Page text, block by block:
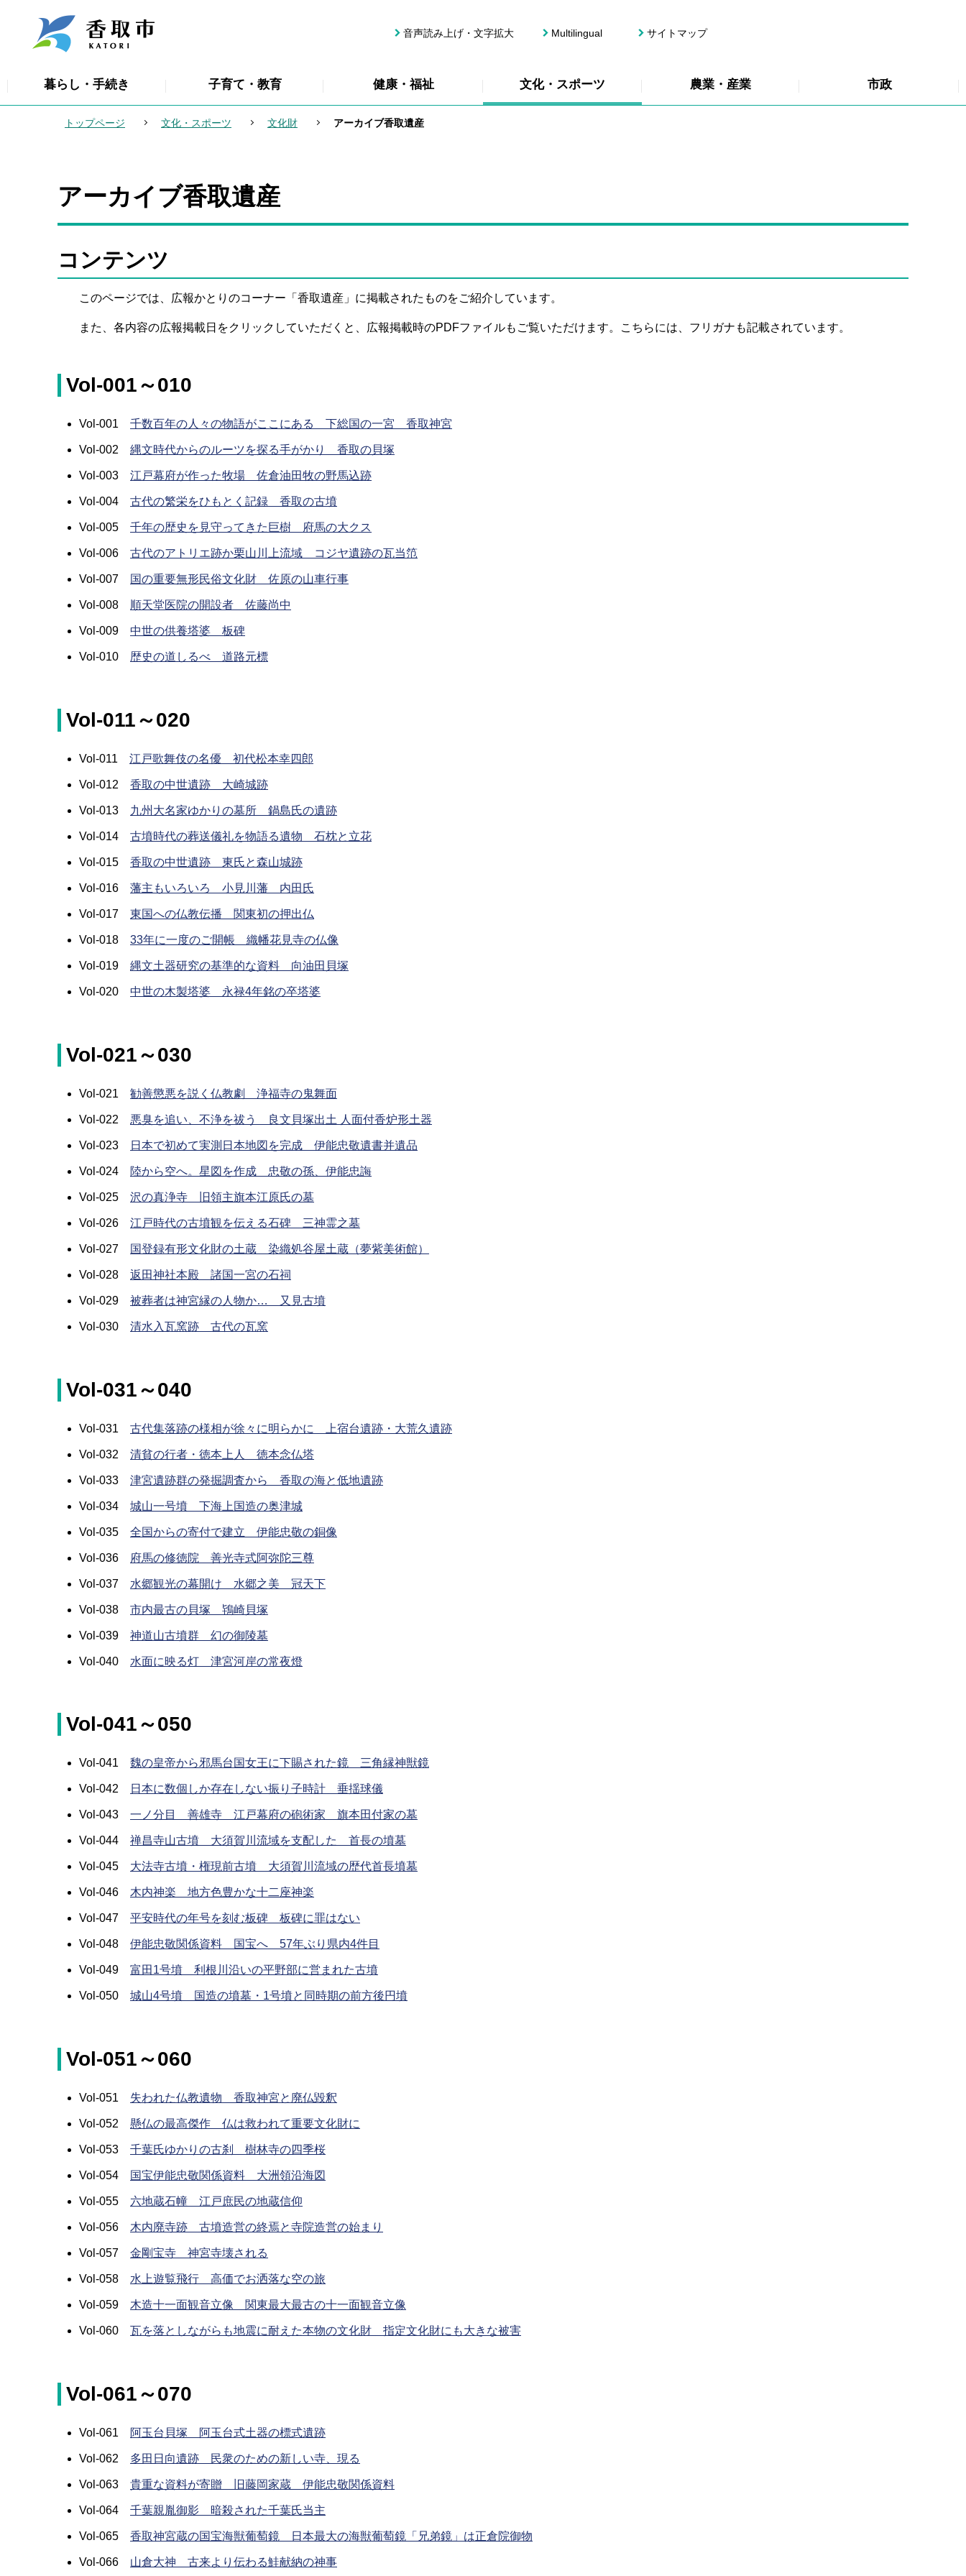
音声読み上げ・文字拡大 Multilingual サイトマップ
暮らし・手続き 子育て・教育 健康・福祉 文化・スポーツ 農業・産業 市政
トップページ 文化・スポーツ 文化財 アーカイブ香取遺産
本
文
か
アーカイブ香取遺産
コンテンツ
このページでは、広報かとりのコーナー「香取遺産」に掲載されたものをご紹介しています。
また、各内容の広報掲載日をクリックしていただくと、広報掲載時のPDFファイルもご覧いただけます。こちらには、フリガナも記載されています。
Vol-001～010
Vol-001 千数百年の人々の物語がここにある 下総国の一宮 香取神宮
Vol-002 縄文時代からのルーツを探る手がかり 香取の貝塚
Vol-003 江戸幕府が作った牧場 佐倉油田牧の野馬込跡
Vol-004 古代の繁栄をひもとく記録 香取の古墳
Vol-005 千年の歴史を見守ってきた巨樹 府馬の大クス
Vol-006 古代のアトリエ跡か栗山川上流域 コジヤ遺跡の瓦当笵
Vol-007 国の重要無形民俗文化財 佐原の山車行事
Vol-008 順天堂医院の開設者 佐藤尚中
Vol-009 中世の供養塔婆 板碑
Vol-010 歴史の道しるべ 道路元標
Vol-011～020
Vol-011 江戸歌舞伎の名優 初代松本幸四郎
Vol-012 香取の中世遺跡 大崎城跡
Vol-013 九州大名家ゆかりの墓所 鍋島氏の遺跡
Vol-014 古墳時代の葬送儀礼を物語る遺物 石枕と立花
Vol-015 香取の中世遺跡 東氏と森山城跡
Vol-016 藩主もいろいろ 小見川藩 内田氏
Vol-017 東国への仏教伝播 関東初の押出仏
Vol-018 33年に一度のご開帳 織幡花見寺の仏像
Vol-019 縄文土器研究の基準的な資料 向油田貝塚
Vol-020 中世の木製塔婆 永禄4年銘の卒塔婆
Vol-021～030
Vol-021 勧善懲悪を説く仏教劇 浄福寺の鬼舞面
Vol-022 悪臭を追い、不浄を祓う 良文貝塚出土 人面付香炉形土器
Vol-023 日本で初めて実測日本地図を完成 伊能忠敬遺書并遺品
Vol-024 陸から空へ。星図を作成 忠敬の孫、伊能忠誨
Vol-025 沢の真浄寺 旧領主旗本江原氏の墓
Vol-026 江戸時代の古墳観を伝える石碑 三神霊之墓
Vol-027 国登録有形文化財の土蔵 染織処谷屋土蔵（夢紫美術館）
Vol-028 返田神社本殿 諸国一宮の石祠
Vol-029 被葬者は神宮縁の人物か… 又見古墳
Vol-030 清水入瓦窯跡 古代の瓦窯
Vol-031～040
Vol-031 古代集落跡の様相が徐々に明らかに 上宿台遺跡・大荒久遺跡
Vol-032 清貧の行者・徳本上人 徳本念仏塔
Vol-033 津宮遺跡群の発掘調査から 香取の海と低地遺跡
Vol-034 城山一号墳 下海上国造の奥津城
Vol-035 全国からの寄付で建立 伊能忠敬の銅像
Vol-036 府馬の修徳院 善光寺式阿弥陀三尊
Vol-037 水郷観光の幕開け 水郷之美 冠天下
Vol-038 市内最古の貝塚 鴇崎貝塚
Vol-039 神道山古墳群 幻の御陵墓
Vol-040 水面に映る灯 津宮河岸の常夜燈
Vol-041～050
Vol-041 魏の皇帝から邪馬台国女王に下賜された鏡 三角縁神獣鏡
Vol-042 日本に数個しか存在しない振り子時計 垂揺球儀
Vol-043 一ノ分目 善雄寺 江戸幕府の砲術家 旗本田付家の墓
Vol-044 禅昌寺山古墳 大須賀川流域を支配した 首長の墳墓
Vol-045 大法寺古墳・権現前古墳 大須賀川流域の歴代首長墳墓
Vol-046 木内神楽 地方色豊かな十二座神楽
Vol-047 平安時代の年号を刻む板碑 板碑に罪はない
Vol-048 伊能忠敬関係資料 国宝へ 57年ぶり県内4件目
Vol-049 富田1号墳 利根川沿いの平野部に営まれた古墳
Vol-050 城山4号墳 国造の墳墓・1号墳と同時期の前方後円墳
Vol-051～060
Vol-051 失われた仏教遺物 香取神宮と廃仏毀釈
Vol-052 懸仏の最高傑作 仏は救われて重要文化財に
Vol-053 千葉氏ゆかりの古刹 樹林寺の四季桜
Vol-054 国宝伊能忠敬関係資料 大洲領沿海図
Vol-055 六地蔵石幢 江戸庶民の地蔵信仰
Vol-056 木内廃寺跡 古墳造営の終焉と寺院造営の始まり
Vol-057 金剛宝寺 神宮寺壊される
Vol-058 水上遊覧飛行 高価でお洒落な空の旅
Vol-059 木造十一面観音立像 関東最大最古の十一面観音立像
Vol-060 瓦を落としながらも地震に耐えた本物の文化財 指定文化財にも大きな被害
Vol-061～070
Vol-061 阿玉台貝塚 阿玉台式土器の標式遺跡
Vol-062 多田日向遺跡 民衆のための新しい寺、現る
Vol-063 貴重な資料が寄贈 旧藤岡家蔵 伊能忠敬関係資料
Vol-064 千葉親胤御影 暗殺された千葉氏当主
Vol-065 香取神宮蔵の国宝海獣葡萄鏡 日本最大の海獣葡萄鏡「兄弟鏡」は正倉院御物
Vol-066 山倉大神 古来より伝わる鮭献納の神事